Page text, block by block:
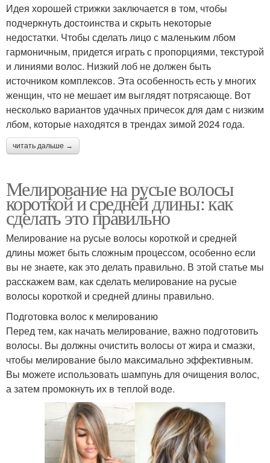
Идея хорошей стрижки заключается в том, чтобы
подчеркнуть достоинства и скрыть некоторые
недостатки. Чтобы сделать лицо с маленьким лбом
гармоничным, придется играть с пропорциями, текстурой
и линиями волос. Низкий лоб не должен быть
источником комплексов. Эта особенность есть у многих
женщин, что не мешает им выглядят потрясающе. Вот
несколько вариантов удачных причесок для дам с низким
лбом, которые находятся в трендах зимой 2024 года.
читать дальше →
Мелирование на русые волосы
короткой и средней длины: как
сделать это правильно
Мелирование на русые волосы короткой и средней
длины может быть сложным процессом, особенно если
вы не знаете, как это делать правильно. В этой статье мы
расскажем вам, как сделать мелирование на русые
волосы короткой и средней длины правильно.
Подготовка волос к мелированию
Перед тем, как начать мелирование, важно подготовить
волосы. Вы должны очистить волосы от жира и смазки,
чтобы мелирование было максимально эффективным.
Вы можете использовать шампунь для очищения волос,
а затем промокнуть их в теплой воде.